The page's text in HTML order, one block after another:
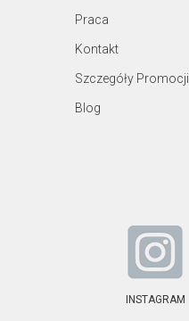
Praca
Kontakt
Szczegóły Promocji
Blog
INSTAGRAM